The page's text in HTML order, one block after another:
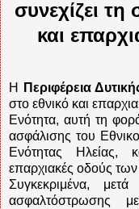
συνεχίζει
και
Η Περιφέρεια
στο εθνικό και
Ενότητα, αυτή τη
ασφάλισης του
Ενότητας Ηλείας,
επαρχιακές οδούς
Συγκεκριμένα,
ασφαλτόστρωσης